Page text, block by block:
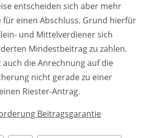
entscheiden sich aber mehr
für einen Abschluss. Grund hierfür
und Mittelverdiener sich
Mindestbeitrag zu zahlen.
die Anrechnung auf die
nicht gerade zu einer
Riester-Antrag.
Beitragsgarantie